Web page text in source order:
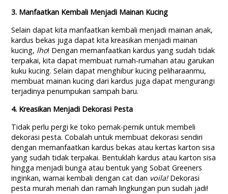
3. Manfaatkan Kembali Menjadi Mainan Kucing
Selain dapat kita manfaatkan kembali menjadi mainan anak,
kardus bekas juga dapat kita kreasikan menjadi mainan
kucing, lho! Dengan memanfaatkan kardus yang sudah tidak
terpakai, kita dapat membuat rumah-rumahan atau garukan
kuku kucing. Selain dapat menghibur kucing peliharaanmu,
membuat mainan kucing dari kardus juga dapat mengurangi
terjadinya penumpukan sampah baru.
4. Kreasikan Menjadi Dekorasi Pesta
Tidak perlu pergi ke toko pernak-pernik untuk membeli
dekorasi pesta. Cobalah untuk membuat dekorasi sendiri
dengan memanfaatkan kardus bekas atau kertas karton sisa
yang sudah tidak terpakai. Bentuklah kardus atau karton sisa
hingga menjadi bunga atau bentuk yang Sobat Greeners
inginkan, warnai kembali dengan cat dan voila!Dekorasi
pesta murah meriah dan ramah lingkungan pun sudah jadi!